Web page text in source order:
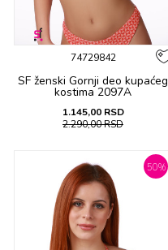
74729842
SF ženski Gornji deo kupaćeg
kostima 2097A
1.145,00 RSD
2.290,00RSD
50%